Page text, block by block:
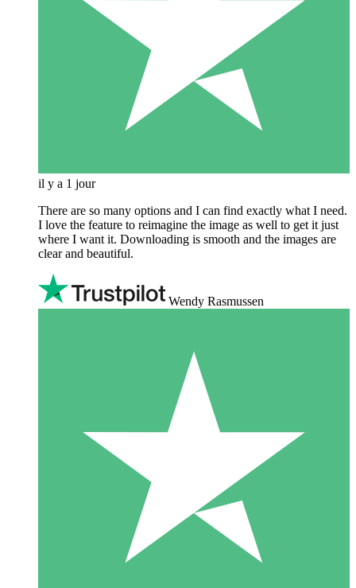
il y a 1 jour
There are so many options and I can find exactly what I need.
I love the feature to reimagine the image as well to get it just
where I want it. Downloading is smooth and the images are
clear and beautiful.
Wendy Rasmussen